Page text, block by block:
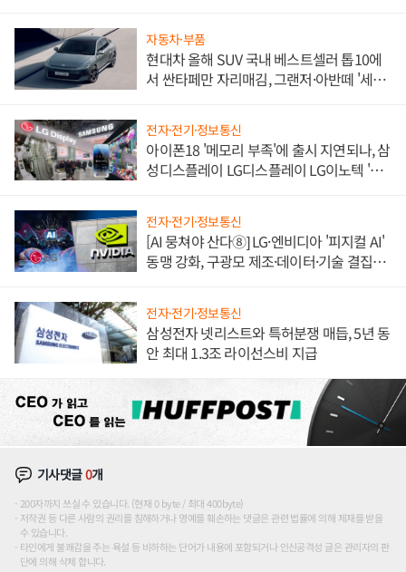
자동차·부품
현대차 올해 SUV 국내 베스트셀러 톱10에
서 싼타페만 자리매김, 그랜저·아반떼 '세단
전자·전기·정보통신
아이폰18 '메모리 부족'에 출시 지연되나, 삼
성디스플레이 LG디스플레이 LG이노텍 '탈
전자·전기·정보통신
[AI 뭉쳐야 산다⑧] LG·엔비디아 '피지컬 AI'
동맹 강화, 구광모 제조·데이터·기술 결집
전자·전기·정보통신
삼성전자 넷리스트와 특허분쟁 매듭, 5년 동
안 최대 1.3조 라이선스비 지급
기사댓글0개
200자까지 쓰실 수 있습니다. (현재 0 byte / 최대 400byte)
저작권 등 다른 사람의 권리를 침해하거나 명예를 훼손하는 댓글은 관련 법률에 의해 제재를 받을
수 있습니다.
타인에게 불쾌감을 주는 욕설 등 비하하는 단어가 내용에 포함되거나 인신공격성 글은 관리자의 판
단에 의해 삭제 합니다.